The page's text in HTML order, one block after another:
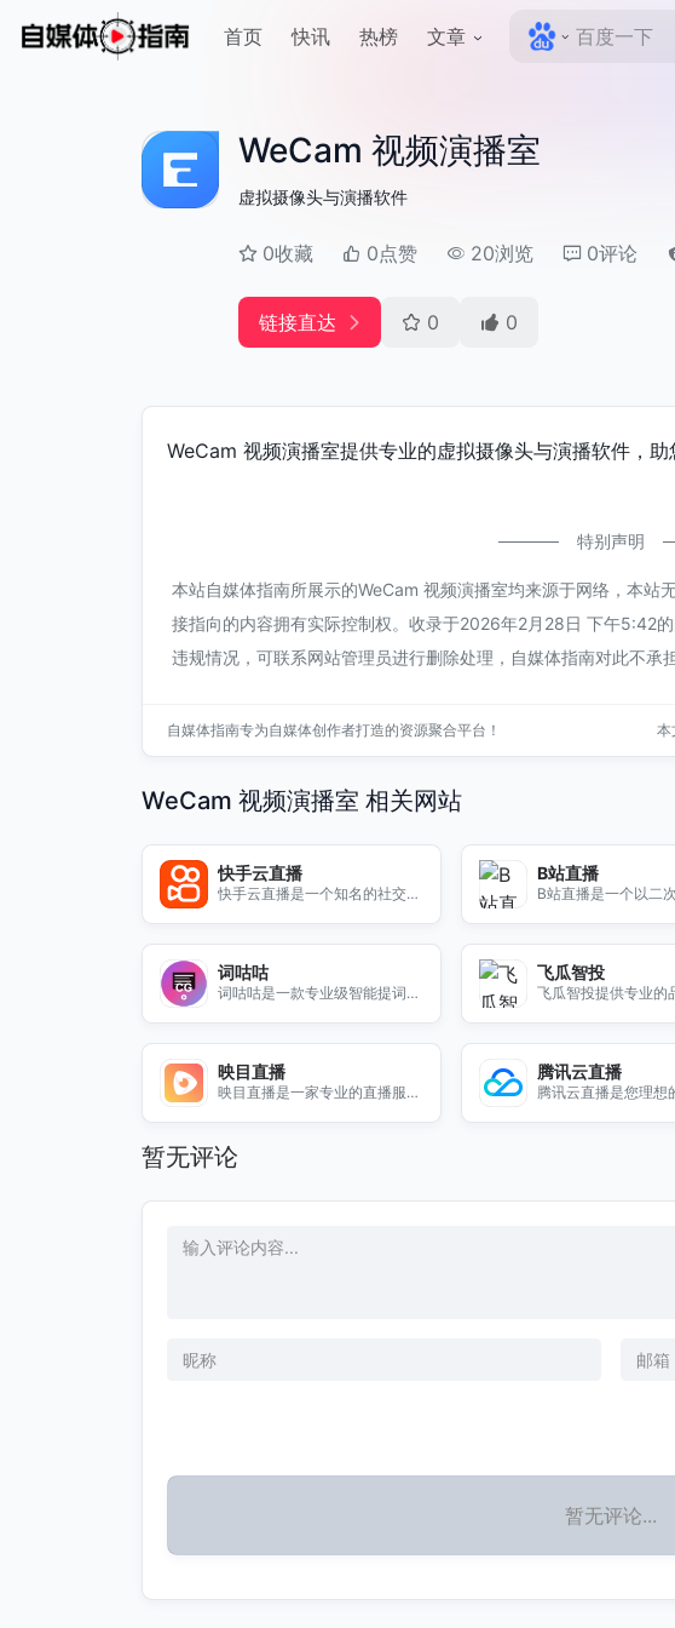
首页 快讯 热榜 文章
WeCam 视频演播室
虚拟摄像头与演播软件
0收藏 0点赞 20浏览 0评论
链接直达 0 0
WeCam 视频演播室提供专业的虚拟摄像头与演播软件，助
特别声明
本站自媒体指南所展示的WeCam 视频演播室均来源于网络，本站
接指向的内容拥有实际控制权。收录于2026年2月28日 下午5:42
违规情况，可联系网站管理员进行删除处理，自媒体指南对此不承
自媒体指南专为自媒体创作者打造的资源聚合平台！ 本
WeCam 视频演播室 相关网站
快手云直播
快手云直播是一个知名的社交短
行互动交流。无论是游戏直播、
才艺展示还是日常分享，快手云
直播都能满足你的需求。平台支
持多种直播形式，帮助用户轻松
创建和管理直播内容，吸引更多
观众。快手云直播致力于为用户
B站直播
B站直播是一个以二
直播，包括游戏、动
绘画等，满足不同用
求。无论是想要追随
还是想要与志同道合
动，B站直播都能为
良好的平台。加入我
词咕咕
词咕咕是一款专业级智能提词
飞瓜智投
飞瓜智投提供专业的
映目直播
映目直播是一家专业的直播服务
活动、在线教育还是个人直播，
平台支持多种直播形式，确保流
动。选择映目直播，让您的直播
腾讯云直播
腾讯云直播是您理想
有强大的技术支持和
暂无评论
暂无评论...